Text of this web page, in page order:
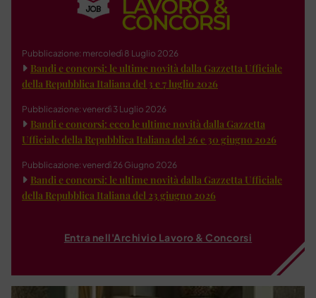
Pubblicazione: mercoledì 8 Luglio 2026
Bandi e concorsi: le ultime novità dalla Gazzetta Ufficiale
della Repubblica Italiana del 3 e 7 luglio 2026
Pubblicazione: venerdì 3 Luglio 2026
Bandi e concorsi: ecco le ultime novità dalla Gazzetta
Ufficiale della Repubblica Italiana del 26 e 30 giugno 2026
Pubblicazione: venerdì 26 Giugno 2026
Bandi e concorsi: le ultime novità dalla Gazzetta Ufficiale
della Repubblica Italiana del 23 giugno 2026
Entra nell'Archivio Lavoro & Concorsi